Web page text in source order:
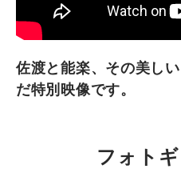
佐渡と能楽、その美し
だ特別映像です。
フォト